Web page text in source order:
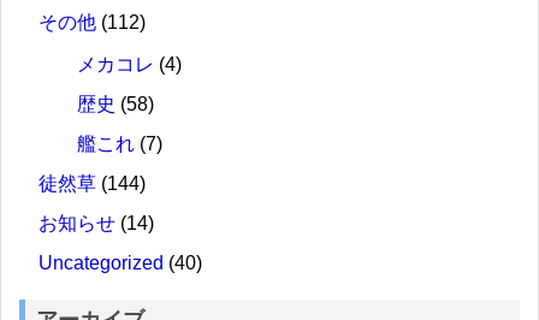
その他 (112)
メカコレ (4)
歴史 (58)
艦これ (7)
徒然草 (144)
お知らせ (14)
Uncategorized (40)